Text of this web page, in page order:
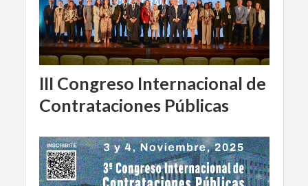
III Congreso Internacional de
Contrataciones Públicas